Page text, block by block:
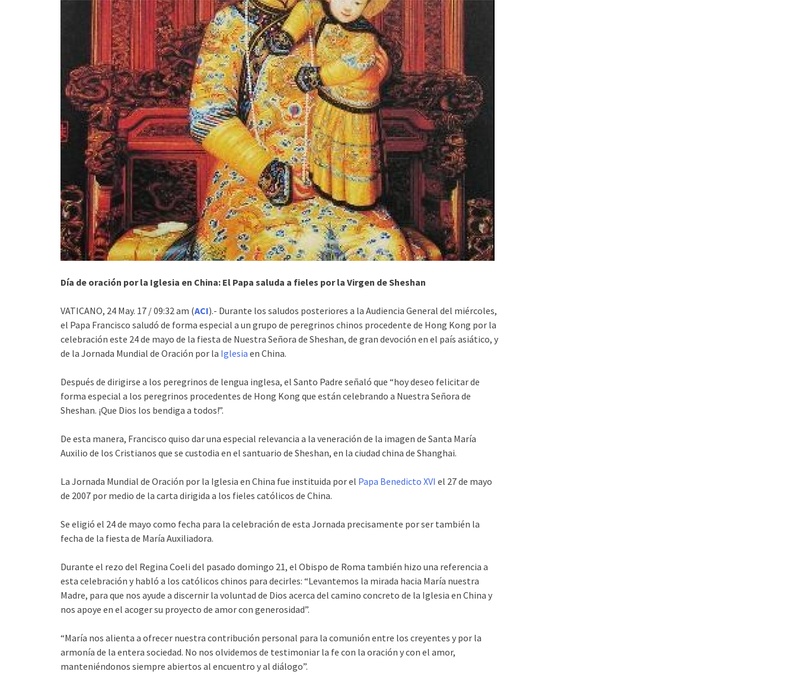
Día de oración por la Iglesia en China: El Papa saluda a fieles por la Virgen de Sheshan
VATICANO, 24 May. 17 / 09:32 am (ACI).- Durante los saludos posteriores a la Audiencia General del miércoles,
el Papa Francisco saludó de forma especial a un grupo de peregrinos chinos procedente de Hong Kong por la
celebración este 24 de mayo de la fiesta de Nuestra Señora de Sheshan, de gran devoción en el país asiático, y
de la Jornada Mundial de Oración por la Iglesia en China.
Después de dirigirse a los peregrinos de lengua inglesa, el Santo Padre señaló que “hoy deseo felicitar de
forma especial a los peregrinos procedentes de Hong Kong que están celebrando a Nuestra Señora de
Sheshan. ¡Que Dios los bendiga a todos!”.
De esta manera, Francisco quiso dar una especial relevancia a la veneración de la imagen de Santa María
Auxilio de los Cristianos que se custodia en el santuario de Sheshan, en la ciudad china de Shanghai.
La Jornada Mundial de Oración por la Iglesia en China fue instituida por el Papa Benedicto XVI el 27 de mayo
de 2007 por medio de la carta dirigida a los fieles católicos de China.
Se eligió el 24 de mayo como fecha para la celebración de esta Jornada precisamente por ser también la
fecha de la fiesta de María Auxiliadora.
Durante el rezo del Regina Coeli del pasado domingo 21, el Obispo de Roma también hizo una referencia a
esta celebración y habló a los católicos chinos para decirles: “Levantemos la mirada hacia María nuestra
Madre, para que nos ayude a discernir la voluntad de Dios acerca del camino concreto de la Iglesia en China y
nos apoye en el acoger su proyecto de amor con generosidad”.
“María nos alienta a ofrecer nuestra contribución personal para la comunión entre los creyentes y por la
armonía de la entera sociedad. No nos olvidemos de testimoniar la fe con la oración y con el amor,
manteniéndonos siempre abiertos al encuentro y al diálogo”.